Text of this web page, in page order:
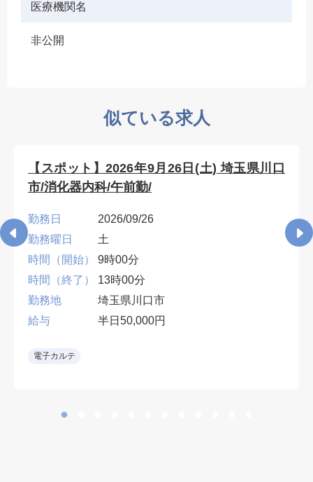
医療機関名
非公開
似ている求人
【スポット】2026年9月26日(土) 埼玉県川口
市/消化器内科/午前勤/
勤務日
2026/09/26
勤務曜日
土
時間（開始）
9時00分
時間（終了）
13時00分
勤務地
埼玉県川口市
給与
半日50,000円
電子カルテ